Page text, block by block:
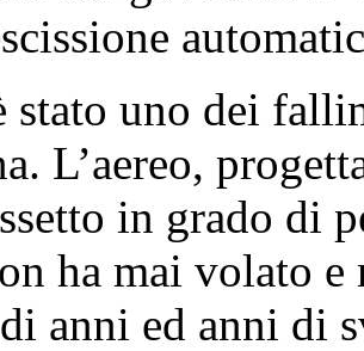
stato uno dei
L’aereo,
in grado di
ha mai volato
anni ed anni di